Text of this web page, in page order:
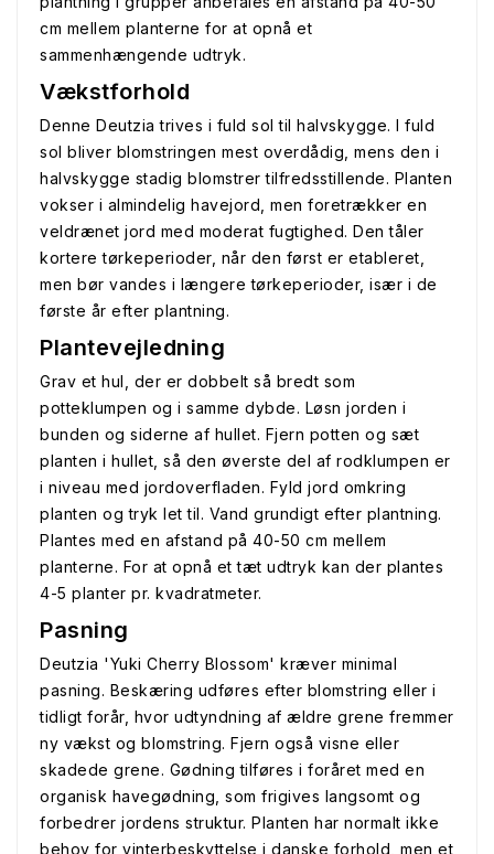
cm mellem planterne for at opnå et
sammenhængende udtryk.
Vækstforhold
Denne Deutzia trives i fuld sol til halvskygge. I fuld
sol bliver blomstringen mest overdådig, mens den i
halvskygge stadig blomstrer tilfredsstillende. Planten
vokser i almindelig havejord, men foretrækker en
veldrænet jord med moderat fugtighed. Den tåler
kortere tørkeperioder, når den først er etableret,
men bør vandes i længere tørkeperioder, især i de
første år efter plantning.
Plantevejledning
Grav et hul, der er dobbelt så bredt som
potteklumpen og i samme dybde. Løsn jorden i
bunden og siderne af hullet. Fjern potten og sæt
planten i hullet, så den øverste del af rodklumpen er
i niveau med jordoverfladen. Fyld jord omkring
planten og tryk let til. Vand grundigt efter plantning.
Plantes med en afstand på 40-50 cm mellem
planterne. For at opnå et tæt udtryk kan der plantes
4-5 planter pr. kvadratmeter.
Pasning
Deutzia 'Yuki Cherry Blossom' kræver minimal
pasning. Beskæring udføres efter blomstring eller i
tidligt forår, hvor udtyndning af ældre grene fremmer
ny vækst og blomstring. Fjern også visne eller
skadede grene. Gødning tilføres i foråret med en
organisk havegødning, som frigives langsomt og
forbedrer jordens struktur. Planten har normalt ikke
behov for vinterbeskyttelse i danske forhold, men et